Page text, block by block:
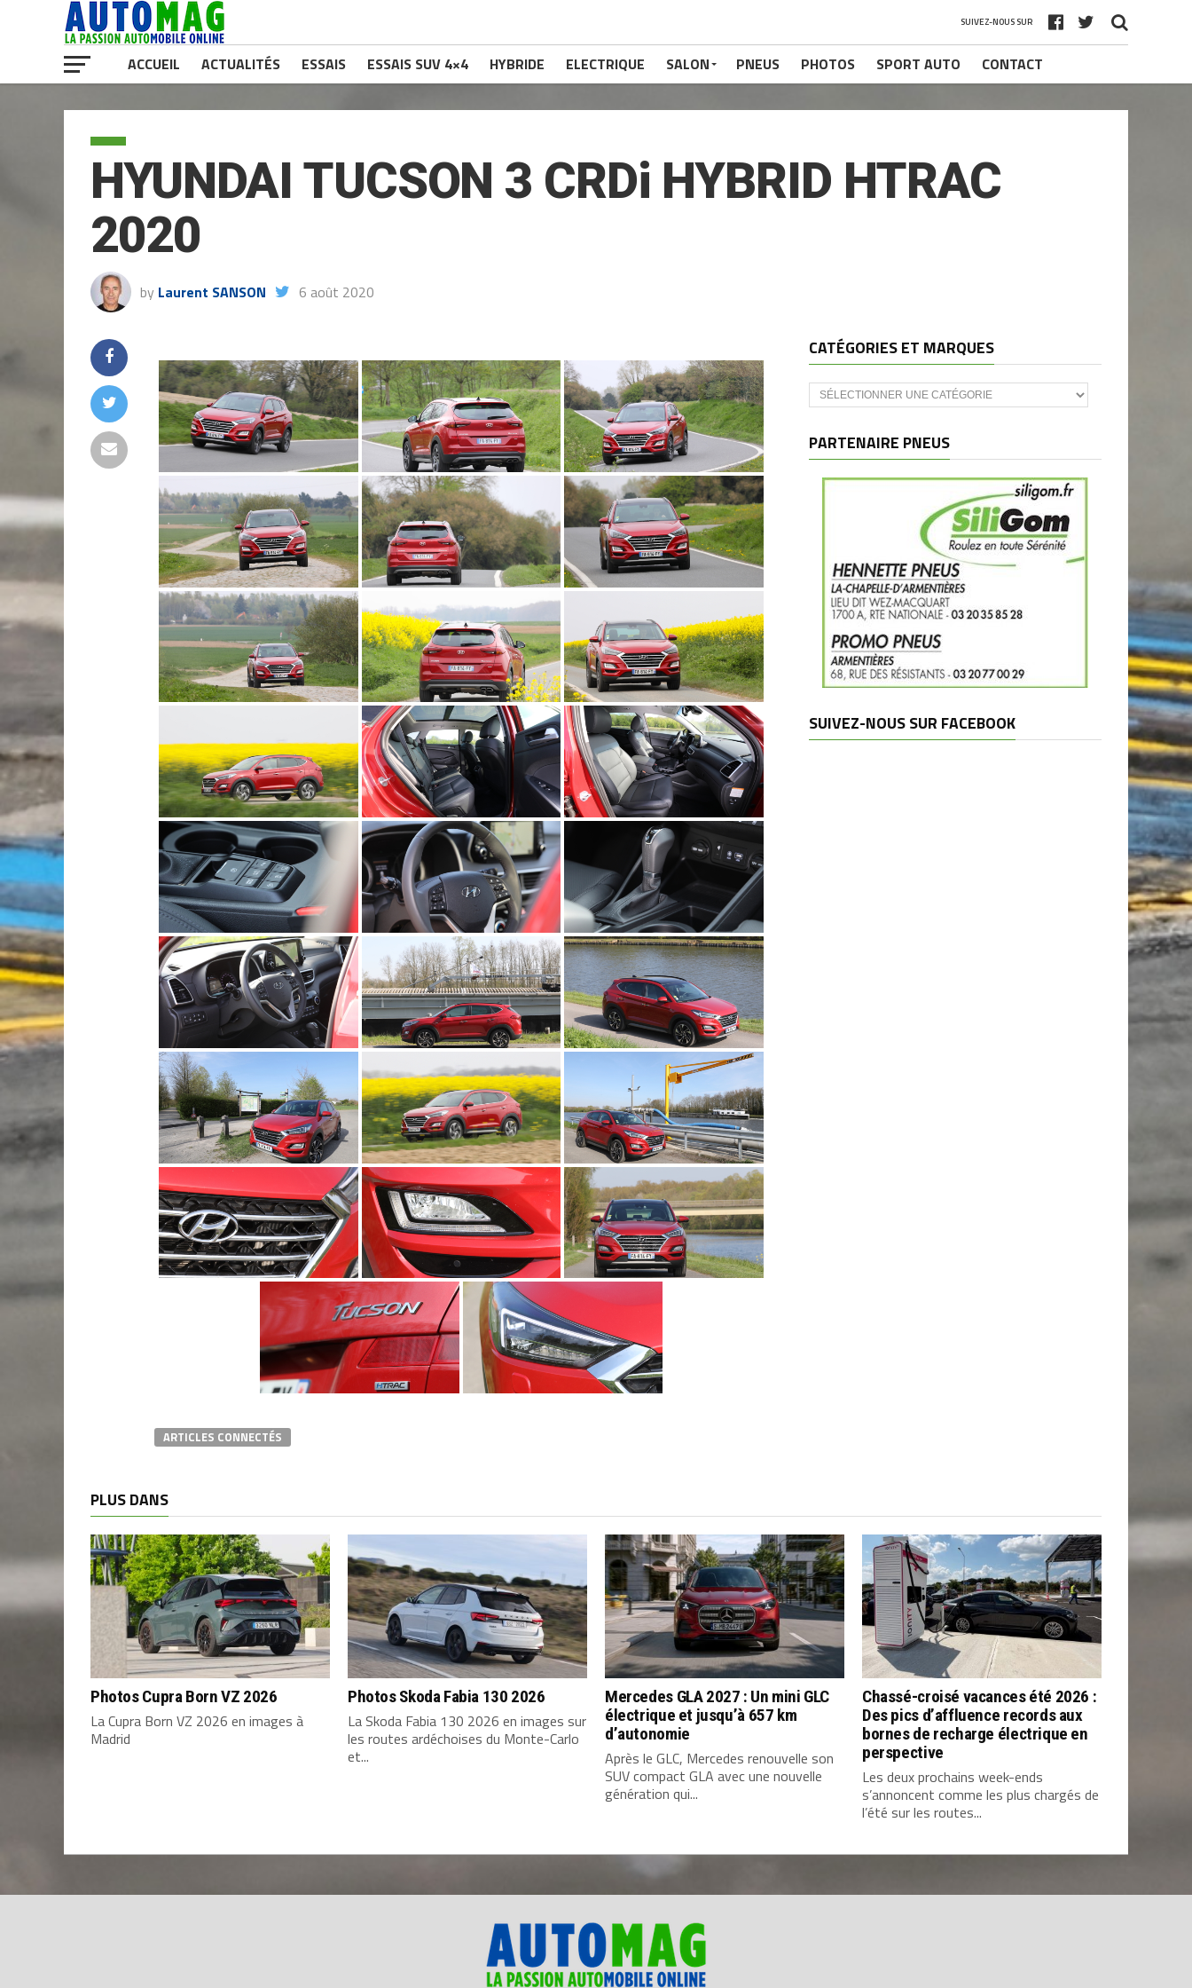
SUIVEZ-NOUS SUR
ACCUEIL ACTUALITÉS ESSAIS ESSAIS SUV 4×4 HYBRIDE ELECTRIQUE SALON PNEUS PHOTOS SPORT AUTO CONTACT
HYUNDAI TUCSON 3 CRDi HYBRID HTRAC
2020
by Laurent SANSON 6 août 2020
ARTICLES CONNECTÉS
CATÉGORIES ET MARQUES
Catégories
et
PARTENAIRE PNEUS
SUIVEZ-NOUS SUR FACEBOOK
PLUS DANS
Photos Cupra Born VZ 2026
La Cupra Born VZ 2026 en images à
Madrid
Photos Skoda Fabia 130 2026
La Skoda Fabia 130 2026 en images sur
les routes ardéchoises du Monte-Carlo
et...
Mercedes GLA 2027 : Un mini GLC
électrique et jusqu’à 657 km
d’autonomie
Après le GLC, Mercedes renouvelle son
SUV compact GLA avec une nouvelle
génération qui...
Chassé-croisé vacances été 2026 :
Des pics d’affluence records aux
bornes de recharge électrique en
perspective
Les deux prochains week-ends
s’annoncent comme les plus chargés de
l’été sur les routes...